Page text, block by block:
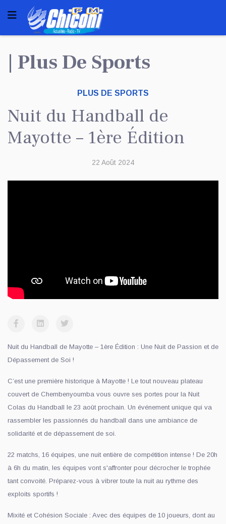
| Plus De Sports
PLUS DE SPORTS
Nuit du Handball de
Mayotte – 1ère Édition
22 Août 2024
Nuit du Handball de Mayotte – 1ère Édition : Une Nuit de Passion et de
Dépassement de Soi !
C’est une première historique à Mayotte ! Le tout nouveau plateau
couvert de Chembenyoumba vous ouvre ses portes pour la Nuit
Colas du Handball le 23 août prochain. Un événement unique qui va
rassembler les passionnés du handball dans une ambiance de
solidarité et de dépassement de soi.
22 matchs, 16 équipes, une nuit entière de compétition intense ! De 20h
à 6h du matin, les équipes vont s'affronter pour décrocher le trophée
tant convoité. Préparez-vous à vibrer toute la nuit au rythme des
exploits sportifs !
Mixité et Cohésion Sociale : Avec des équipes de 10 joueurs, dont au